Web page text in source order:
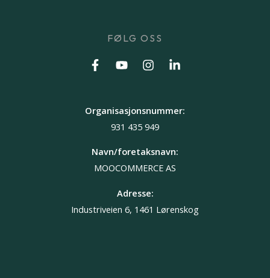
FØLG OSS
Organisasjonsnummer:
931 435 949
Navn/foretaksnavn:
MOOCOMMERCE AS
Adresse:
Industriveien 6, 1461 Lørenskog